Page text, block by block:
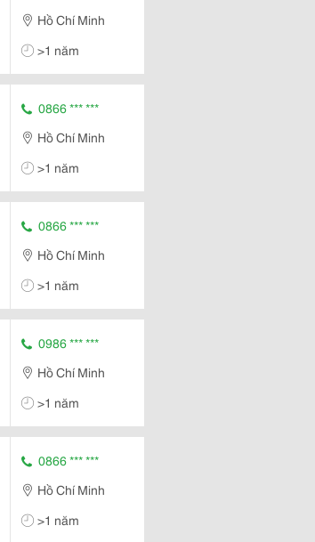
Hồ Chí Minh
>1 năm
0866 *** ***
Hồ Chí Minh
>1 năm
0866 *** ***
Hồ Chí Minh
>1 năm
0986 *** ***
Hồ Chí Minh
>1 năm
0866 *** ***
Hồ Chí Minh
>1 năm